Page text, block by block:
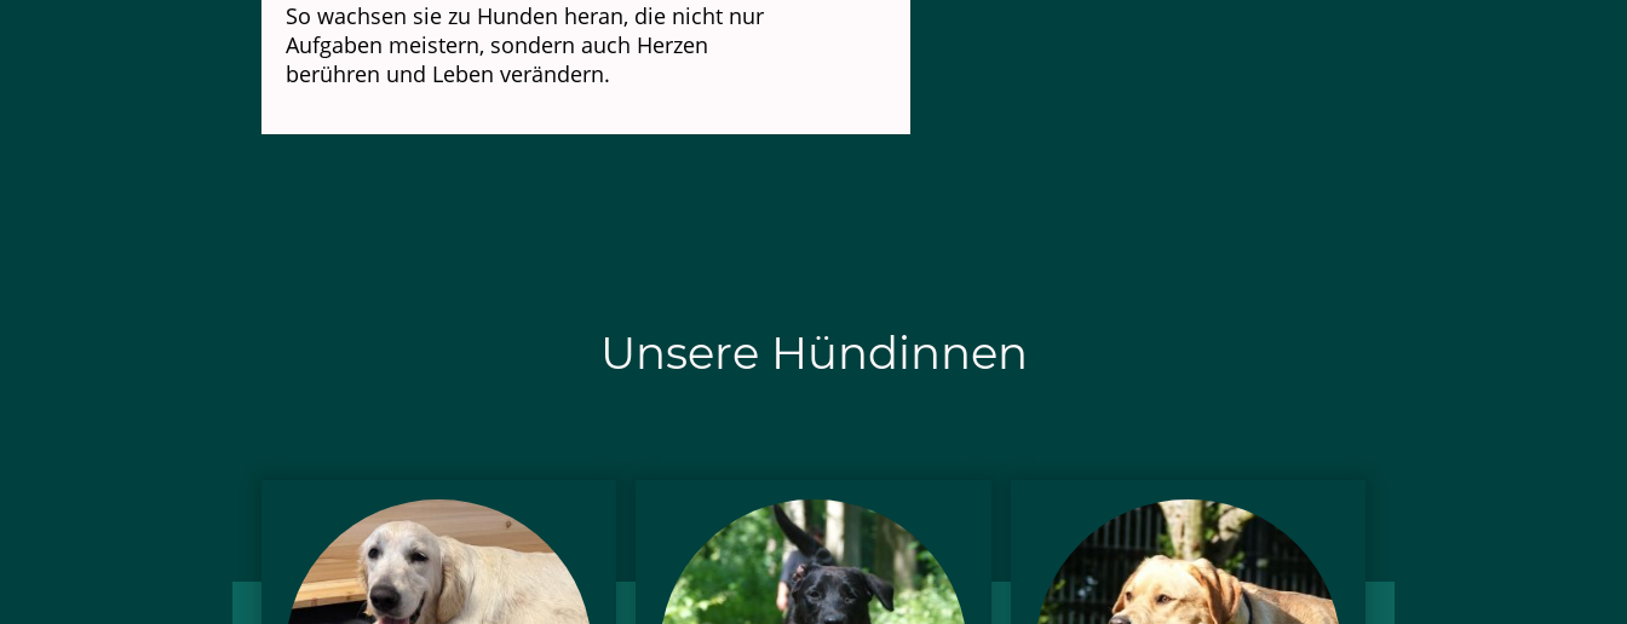
So wachsen sie zu Hunden heran, die nicht nur
Aufgaben meistern, sondern auch Herzen
berühren und Leben verändern.
Unsere Hündinnen